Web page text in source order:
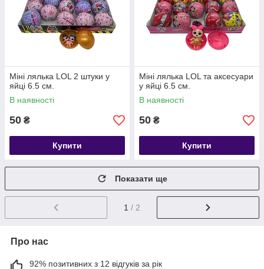
Міні лялька LOL 2 штуки у
яйці 6.5 см.
В наявності
50 ₴
Купити
Міні лялька LOL та аксесуари
у яйці 6.5 см.
В наявності
50 ₴
Купити
Показати ще
1 / 2
Про нас
92% позитивних з 12 відгуків за рік